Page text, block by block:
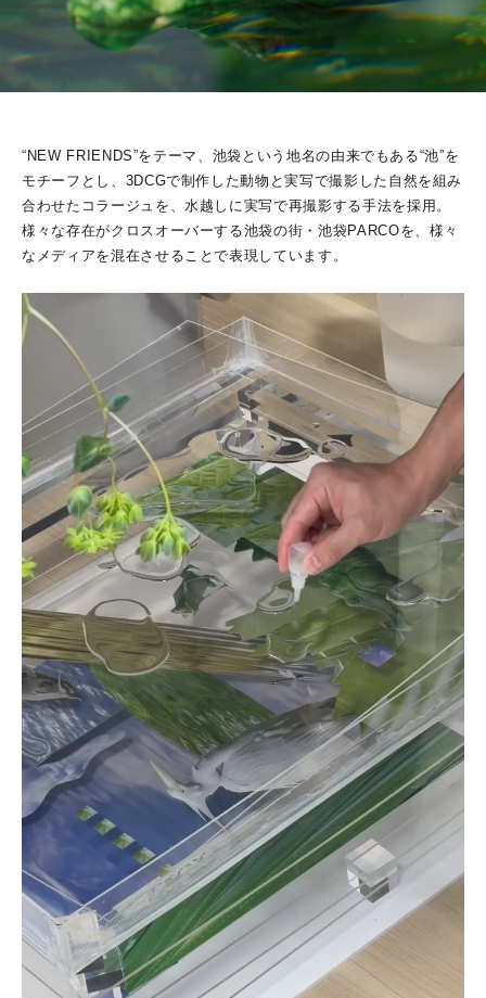
“NEW FRIENDS”をテーマ、池袋という地名の由来でもある“池”を
モチーフとし、3DCGで制作した動物と実写で撮影した自然を組み
合わせたコラージュを、水越しに実写で再撮影する手法を採用。
様々な存在がクロスオーバーする池袋の街・池袋PARCOを、様々
なメディアを混在させることで表現しています。